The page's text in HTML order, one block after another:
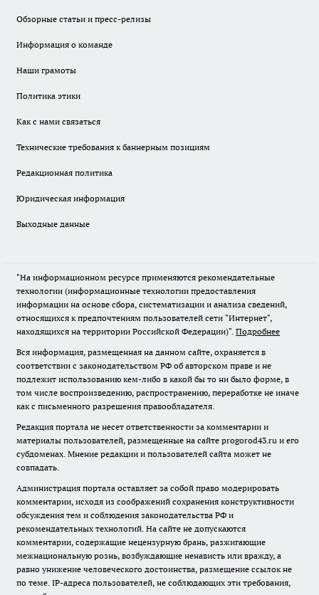
Обзорные статьи и пресс-релизы
Информация о команде
Наши грамоты
Политика этики
Как с нами связаться
Технические требования к баннерным позициям
Редакционная политика
Юридическая информация
Выходные данные
"На информационном ресурсе применяются рекомендательные
технологии (информационные технологии предоставления
информации на основе сбора, систематизации и анализа сведений,
относящихся к предпочтениям пользователей сети "Интернет",
находящихся на территории Российской Федерации)". Подробнее
Вся информация, размещенная на данном сайте, охраняется в
соответствии с законодательством РФ об авторском праве и не
подлежит использованию кем-либо в какой бы то ни было форме, в
том числе воспроизведению, распространению, переработке не иначе
как с письменного разрешения правообладателя.
Редакция портала не несет ответственности за комментарии и
материалы пользователей, размещенные на сайте progorod43.ru и его
субдоменах. Мнение редакции и пользователей сайта может не
совпадать.
Администрация портала оставляет за собой право модерировать
комментарии, исходя из соображений сохранения конструктивности
обсуждения тем и соблюдения законодательства РФ и
рекомендательных технологий. На сайте не допускаются
комментарии, содержащие нецензурную брань, разжигающие
межнациональную рознь, возбуждающие ненависть или вражду, а
равно унижение человеческого достоинства, размещение ссылок не
по теме. IP-адреса пользователей, не соблюдающих эти требования,